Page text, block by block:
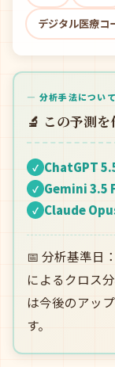
デジタル医療コ
— 分析手法について
🔬 この予測
✓ ChatGPT
✓ Gemini 3.5
✓ Claude
📅 分析基準
によるクロス
は今後のアッ
す。